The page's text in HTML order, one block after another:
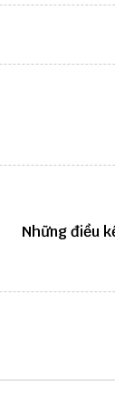
Những điều